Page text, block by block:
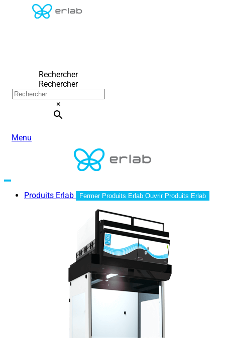
Rechercher
Rechercher
×
Menu
Produits Erlab Fermer Produits Erlab Ouvrir Produits Erlab